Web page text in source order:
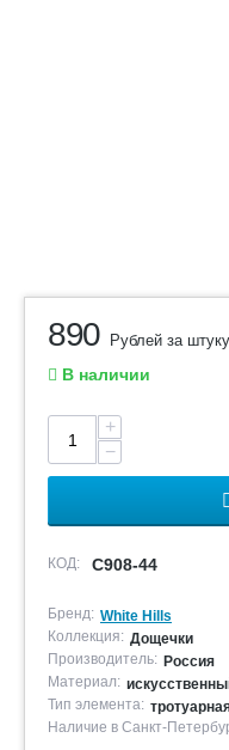
890 Рублей за штуку
В наличии
+
−
КОД: C908-44
Бренд: White Hills
Коллекция: Дощечки
Производитель: Россия
Материал:
Тип элемента:
Наличие в Санкт-